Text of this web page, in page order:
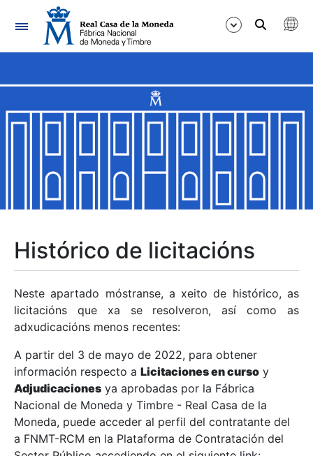
Navegación
Mostrar/Ocultar
Mostrar/Ocultar
Mostrar/Ocultar
Mostrar/Ocultar
Mostrar/Ocultar
Mostrar/Ocultar
Histórico de licitacións
Neste apartado móstranse, a xeito de histórico, as
licitacións que xa se resolveron, así como as
adxudicacións menos recentes:
A partir del 3 de mayo de 2022, para obtener
información respecto a Licitaciones en curso y
Adjudicaciones ya aprobadas por la Fábrica
Nacional de Moneda y Timbre - Real Casa de la
Moneda, puede acceder al perfil del contratante del
a FNMT-RCM en la Plataforma de Contratación del